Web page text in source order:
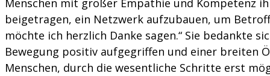
Menschen mit großer Empathie und Kompetenz
beigetragen, ein Netzwerk aufzubauen, um
möchte ich herzlich Danke sagen.“ Sie bedankte
Bewegung positiv aufgegriffen und einer breiten
Menschen, durch die wesentliche Schritte erst